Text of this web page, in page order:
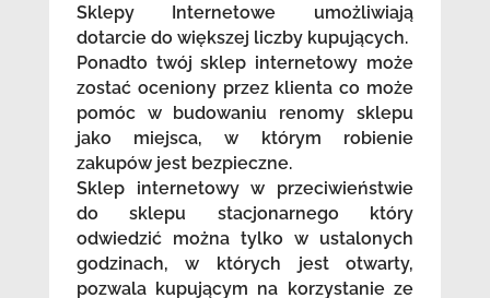
Sklepy Internetowe umożliwiają
dotarcie do większej liczby kupujących.
Ponadto twój sklep internetowy może
zostać oceniony przez klienta co może
pomóc w budowaniu renomy sklepu
jako miejsca, w którym robienie
zakupów jest bezpieczne.
Sklep internetowy w przeciwieństwie
do sklepu stacjonarnego który
odwiedzić można tylko w ustalonych
godzinach, w których jest otwarty,
pozwala kupującym na korzystanie ze